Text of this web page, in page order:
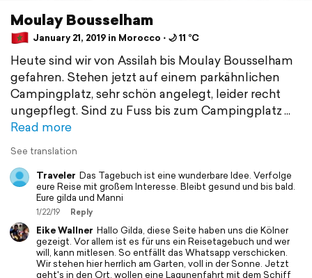
Moulay Bousselham
January 21, 2019 in Morocco ⋅ 🌙 11 °C
Heute sind wir von Assilah bis Moulay Bousselham
gefahren. Stehen jetzt auf einem parkähnlichen
Campingplatz, sehr schön angelegt, leider recht
ungepflegt. Sind zu Fuss bis zum Campingplatz
Read more
See translation
Traveler Das Tagebuch ist eine wunderbare Idee. Verfolge
eure Reise mit großem Interesse. Bleibt gesund und bis bald.
Eure gilda und Manni
1/22/19 Reply
Eike Wallner Hallo Gilda, diese Seite haben uns die Kölner
gezeigt. Vor allem ist es für uns ein Reisetagebuch und wer
will, kann mitlesen. So entfällt das Whatsapp verschicken.
Wir stehen hier herrlich am Garten, voll in der Sonne. Jetzt
geht's in den Ort, wollen eine Lagunenfahrt mit dem Schiff